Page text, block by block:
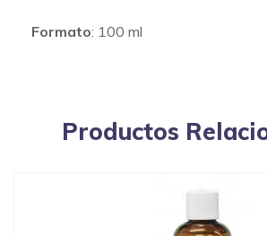
Formato: 100 ml
Productos